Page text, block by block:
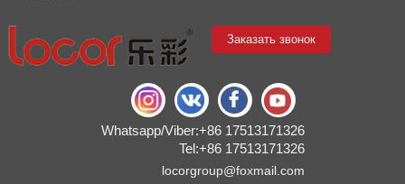
Whatsapp/Viber:+86 17513171326
Tel:+86 17513171326
locorgroup@foxmail.com
Заказать звонок